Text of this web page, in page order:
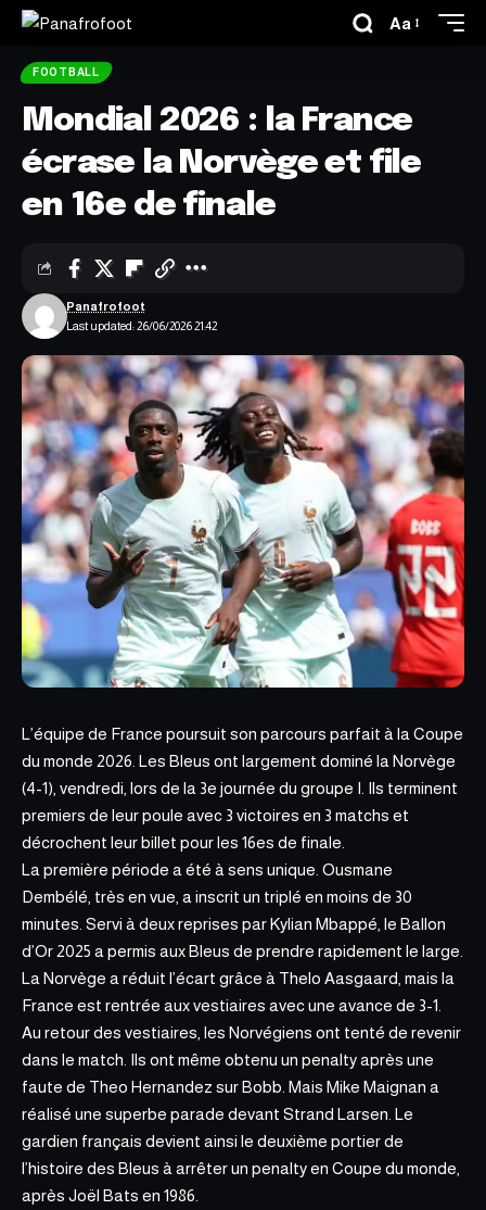
Aa
FOOTBALL
Mondial 2026 : la France
écrase la Norvège et file
en 16e de finale
Last updated: 26/06/2026 21:42
Panafrofoot
L’équipe de France poursuit son parcours parfait à la Coupe
du monde 2026. Les Bleus ont largement dominé la Norvège
(4-1), vendredi, lors de la 3e journée du groupe I. Ils terminent
premiers de leur poule avec 3 victoires en 3 matchs et
décrochent leur billet pour les 16es de finale.
La première période a été à sens unique. Ousmane
Dembélé, très en vue, a inscrit un triplé en moins de 30
minutes. Servi à deux reprises par Kylian Mbappé, le Ballon
d’Or 2025 a permis aux Bleus de prendre rapidement le large.
La Norvège a réduit l’écart grâce à Thelo Aasgaard, mais la
France est rentrée aux vestiaires avec une avance de 3-1.
Au retour des vestiaires, les Norvégiens ont tenté de revenir
dans le match. Ils ont même obtenu un penaltyaprès une
faute de Theo Hernandez sur Bobb. Mais Mike Maignan a
réalisé une superbe parade devant Strand Larsen. Le
gardien français devient ainsi le deuxième portier de
l’histoire des Bleus à arrêter un penalty en Coupe du monde,
après Joël Bats en 1986.